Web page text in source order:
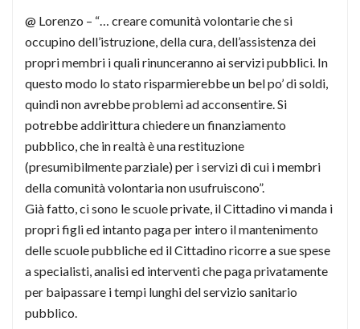
@ Lorenzo – “… creare comunità volontarie che si
occupino dell’istruzione, della cura, dell’assistenza dei
propri membri i quali rinunceranno ai servizi pubblici. In
questo modo lo stato risparmierebbe un bel po’ di soldi,
quindi non avrebbe problemi ad acconsentire. Si
potrebbe addirittura chiedere un finanziamento
pubblico, che in realtà è una restituzione
(presumibilmente parziale) per i servizi di cui i membri
della comunità volontaria non usufruiscono”.
Già fatto, ci sono le scuole private, il Cittadino vi manda i
propri figli ed intanto paga per intero il mantenimento
delle scuole pubbliche ed il Cittadino ricorre a sue spese
a specialisti, analisi ed interventi che paga privatamente
per baipassare i tempi lunghi del servizio sanitario
pubblico.